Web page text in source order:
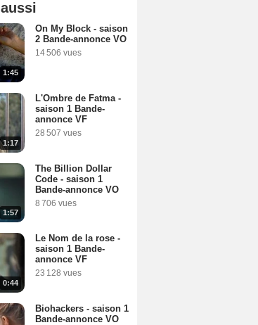
1:45
On My Block - saison
2 Bande-annonce VO
14 506 vues
1:17
L'Ombre de Fatma -
saison 1 Bande-
annonce VF
28 507 vues
1:57
The Billion Dollar
Code - saison 1
Bande-annonce VO
8 706 vues
0:44
Le Nom de la rose -
saison 1 Bande-
annonce VF
23 128 vues
Biohackers - saison 1
Bande-annonce VO